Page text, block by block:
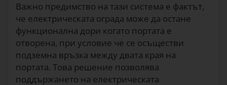
Важно предимство на тази система е фактът,
че електрическата ограда може да остане
функционална дори когато портата е
отворена, при условие че се осъществи
подземна връзка между двата края на
портата. Това решение позволява
поддържането на електрическата